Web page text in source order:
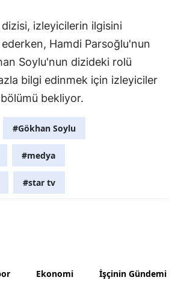
Yozgat
Zonguldak
Aksaray
izleyicilerin ilgisini
Hamdi Parsoğlu'nun
Soylu'nun dizideki rolü
bilgi edinmek için izleyiciler
bölümü bekliyor.
#Gökhan Soylu
#medya
#star tv
Ekonomi İşçinin Gündemi